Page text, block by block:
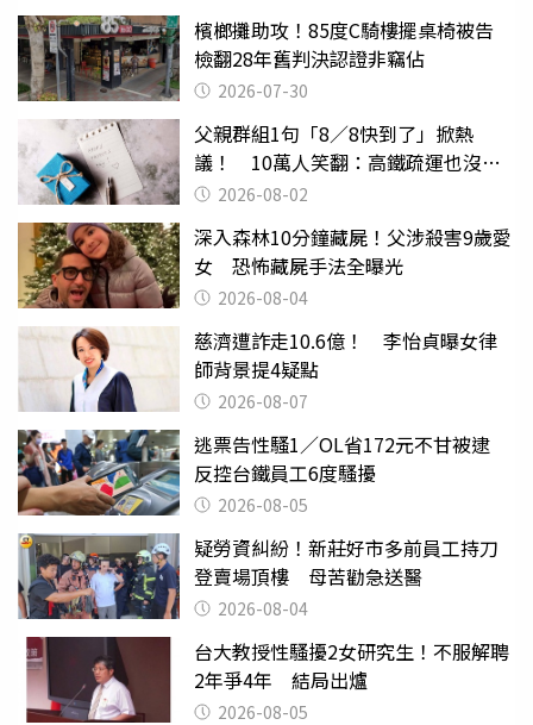
檳榔攤助攻！85度C騎樓擺桌椅被告
檢翻28年舊判決認證非竊佔
2026-07-30
父親群組1句「8／8快到了」掀熱
議！ 10萬人笑翻：高鐵疏運也沒列
父親節
2026-08-02
深入森林10分鐘藏屍！父涉殺害9歲愛
女 恐怖藏屍手法全曝光
2026-08-04
慈濟遭詐走10.6億！ 李怡貞曝女律
師背景提4疑點
2026-08-07
逃票告性騷1／OL省172元不甘被逮
反控台鐵員工6度騷擾
2026-08-05
疑勞資糾紛！新莊好市多前員工持刀
登賣場頂樓 母苦勸急送醫
2026-08-04
台大教授性騷擾2女研究生！不服解聘
2年爭4年 結局出爐
2026-08-05